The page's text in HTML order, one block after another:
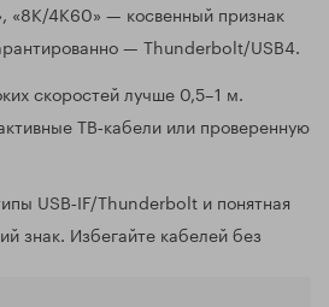
«8K/4K60» — косвенный признак
— Thunderbolt/USB4.
скоростей лучше 0,5–1 м.
TB‑кабели или проверенную
USB‑IF/Thunderbolt и понятная
знак. Избегайте кабелей без